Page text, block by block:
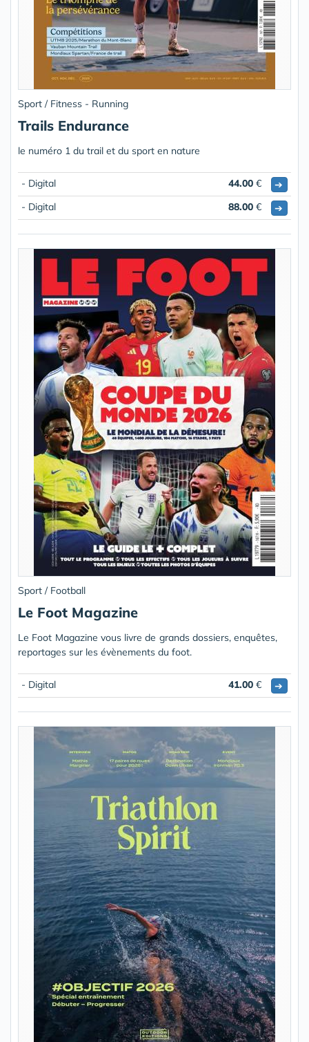
Sport / Fitness - Running
Trails Endurance
le numéro 1 du trail et du sport en nature
- Digital 44.00 €
➔
- Digital
88.00 € ➔
Sport / Football
Le Foot Magazine
Le Foot Magazine vous livre de grands dossiers, enquêtes,
reportages sur les évènements du foot.
- Digital 41.00 € ➔